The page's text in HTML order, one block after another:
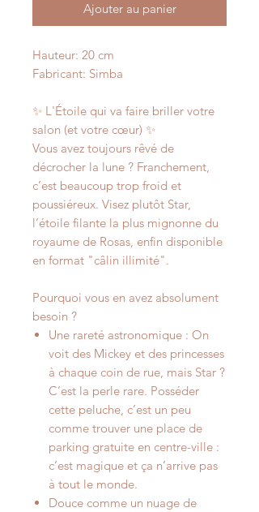
Ajouter au panier
Hauteur: 20 cm
Fabricant: Simba
✨ L'Étoile qui va faire briller votre
salon (et votre cœur) ✨
Vous avez toujours rêvé de
décrocher la lune ? Franchement,
c’est beaucoup trop froid et
poussiéreux. Visez plutôt Star,
l’étoile filante la plus mignonne du
royaume de Rosas, enfin disponible
en format "câlin illimité".
Pourquoi vous en avez absolument
besoin ?
Une rareté astronomique : On
voit des Mickey et des princesses
à chaque coin de rue, mais Star ?
C’est la perle rare. Posséder
cette peluche, c’est un peu
comme trouver une place de
parking gratuite en centre-ville :
c’est magique et ça n’arrive pas
à tout le monde.
Douce comme un nuage de